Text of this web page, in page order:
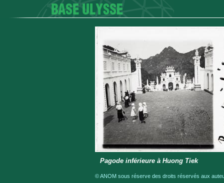
Pagode inférieure à Huong Tiek
© ANOM sous réserve des droits réservés aux